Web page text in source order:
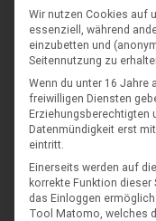
SCHLAGWORT-
Wir nutzen Cookies auf
essenziell, während
einzubetten und
Seitennutzung zu
Wenn du unter 16 Jahre
freiwilligen Diensten
Erziehungsberechtigten
Datenmündigkeit erst
eintritt.
Einerseits werden auf
korrekte Funktion
das Einloggen
Tool Matomo, welches